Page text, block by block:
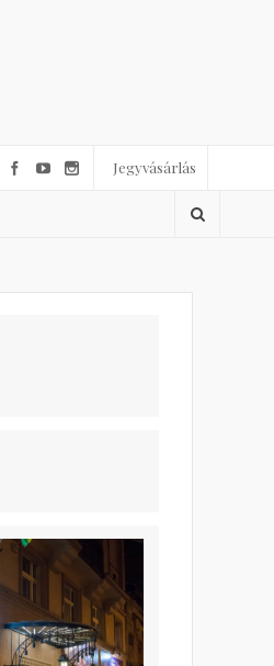
Jegyvásárlás